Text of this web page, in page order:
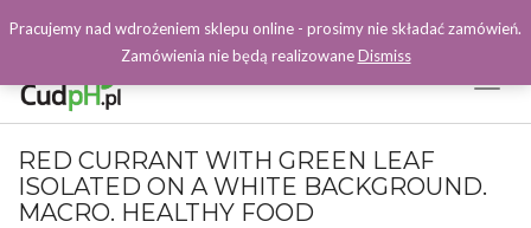
Facebook
RED CURRANT WITH GREEN LEAF
ISOLATED ON A WHITE BACKGROUND.
MACRO. HEALTHY FOOD
Pracujemy nad wdrożeniem sklepu online - prosimy nie składać zamówień.
Zamówienia nie będą realizowaneDismiss